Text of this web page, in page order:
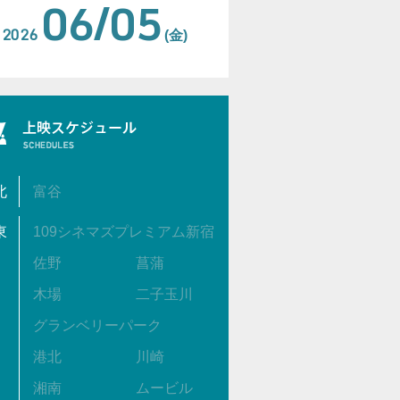
2026 06/05 (金)
富谷
109シネマズプレミアム新宿
佐野 菖蒲
木場 二子玉川
グランベリーパーク
港北 川崎
湘南 ムービル